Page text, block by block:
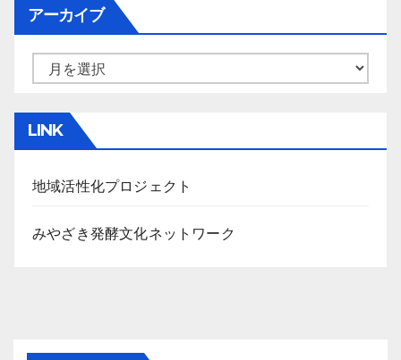
アーカイブ
LINK
地域活性化プロジェクト
みやざき発酵文化ネットワーク